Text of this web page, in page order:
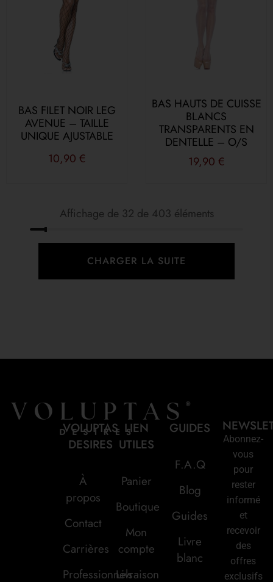
BAS FILET NOIR LEG
AVENUE – TAILLE
UNIQUE AJUSTABLE
10,90 €
BAS HAUTS DE CUISSE
BLANCS
TRANSPARENTS EN
DENTELLE – O/S
19,90 €
Affichage de 32 de 403 éléments
CHARGER LA SUITE
VOLUPTAS
DESIRES
À
propos
Contact
Carrières
Professionnels
LIEN
UTILES
Panier
Boutique
Mon
compte
Livraison
GUIDES
F.A.Q
Blog
Guides
Livre
blanc
Abonnez-
vous
pour
rester
informé
et
recevoir
des
offres
exclusifs